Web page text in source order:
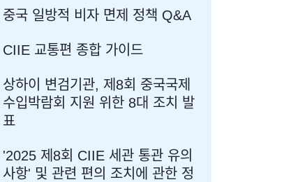
중국 일방적 비자 면제 정책 Q&A
CIIE 교통편 종합 가이드
상하이 변검기관, 제8회 중국국제
수입박람회 지원 위한 8대 조치 발
표
'2025 제8회 CIIE 세관 통관 유의
사항' 및 관련 편의 조치에 관한 정